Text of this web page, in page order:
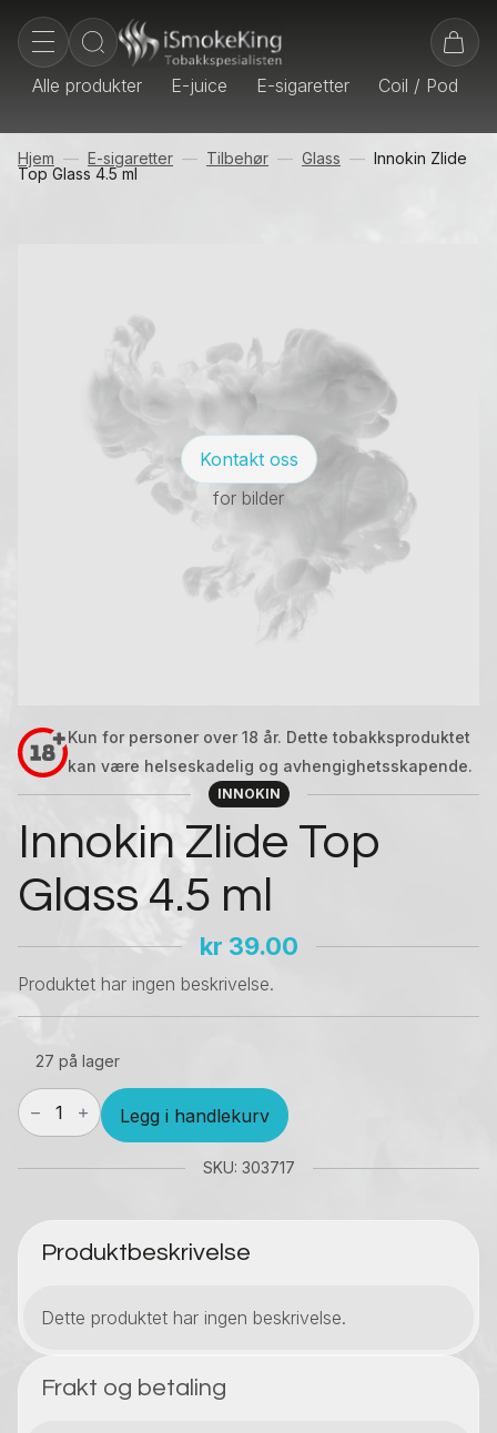
Alle produkter E-juice E-sigaretter Coil / Pod
Hjem E-sigaretter Tilbehør Glass
Innokin Zlide
Top Glass 4.5 ml
Kontakt oss
for bilder
Kun for personer over 18 år. Dette tobakksproduktet
kan være helseskadelig og avhengighetsskapende.
INNOKIN
Innokin Zlide Top
Glass 4.5 ml
kr 39.00
Produktet har ingen beskrivelse.
27 på lager
Innokin
Zlide
Top
Glass
Legg i handlekurv
SKU: 303717
Produktbeskrivelse
Dette produktet har ingen beskrivelse.
Frakt og betaling